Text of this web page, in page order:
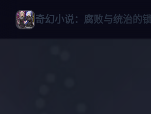
奇幻小说：腐败与统治的